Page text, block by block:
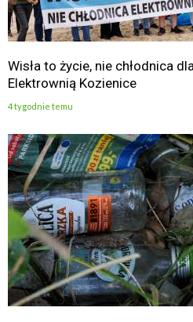
Wisła to życie, nie chłodnica
Elektrownią Kozienice
4 tygodnie temu